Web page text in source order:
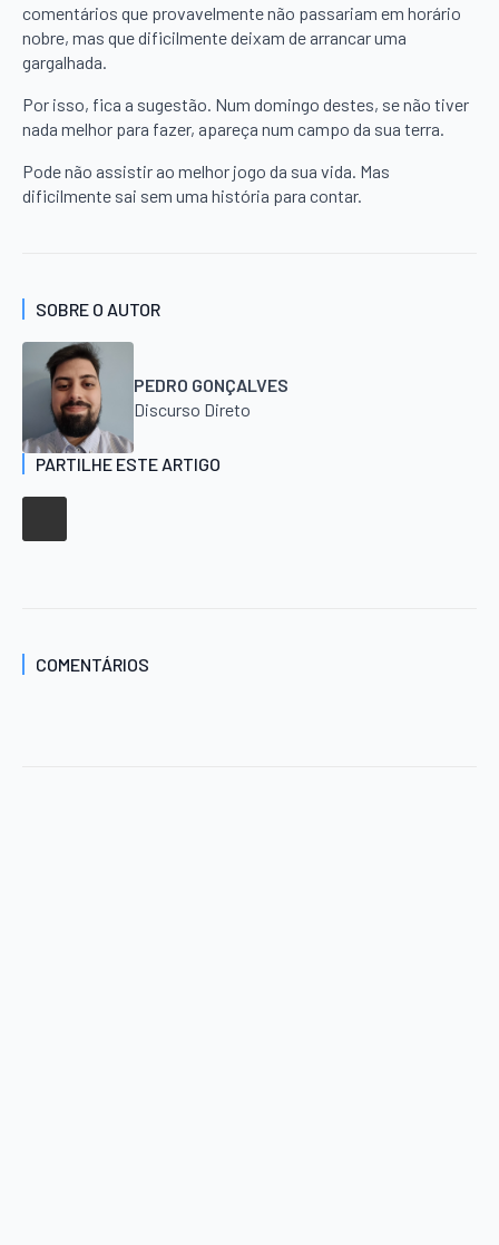
comentários que provavelmente não passariam em horário
nobre, mas que dificilmente deixam de arrancar uma
gargalhada.
Por isso, fica a sugestão. Num domingo destes, se não tiver
nada melhor para fazer, apareça num campo da sua terra.
Pode não assistir ao melhor jogo da sua vida. Mas
dificilmente sai sem uma história para contar.
SOBRE O AUTOR
PEDRO GONÇALVES
Discurso Direto
PARTILHE ESTE ARTIGO
COMENTÁRIOS